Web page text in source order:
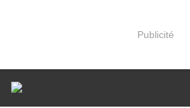
Publicité